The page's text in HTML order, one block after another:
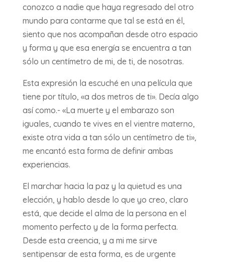
conozco a nadie que haya regresado del otro
mundo para contarme que tal se está en él,
siento que nos acompañan desde otro espacio
y forma y que esa energía se encuentra a tan
sólo un centímetro de mi, de ti, de nosotras.
Esta expresión la escuché en una película que
tiene por título, «a dos metros de ti». Decía algo
así como.- «La muerte y el embarazo son
iguales, cuando te vives en el vientre materno,
existe otra vida a tan sólo un centímetro de ti»,
me encantó esta forma de definir ambas
experiencias.
El marchar hacia la paz y la quietud es una
elección, y hablo desde lo que yo creo, claro
está, que decide el alma de la persona en el
momento perfecto y de la forma perfecta.
Desde esta creencia, y a mi me sirve
sentipensar de esta forma, es de urgente